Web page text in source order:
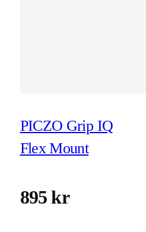
PICZO Grip IQ
Flex Mount
895 kr